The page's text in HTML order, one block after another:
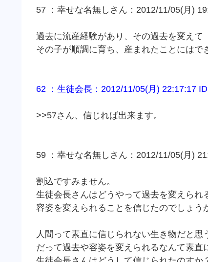
57 ：幸せな名無しさん：2012/11/05(月)
過去に流産経験があり、その過去を変えて
その子が順調に育ち、産まれたことにはで
62 ：生徒会長：2012/11/05(月) 22:17:17
>>57さん、信じれば出来ます。
59 ：幸せな名無しさん：2012/11/05(月)
割込ですみません。
生徒会長さんはどうやって過去を変えられ
容姿を変えられることを信じたのでしょう
人間って素直に信じられない生き物だと思
だって過去や容姿を変えられるなんて素直